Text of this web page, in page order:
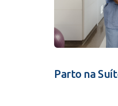
Parto na